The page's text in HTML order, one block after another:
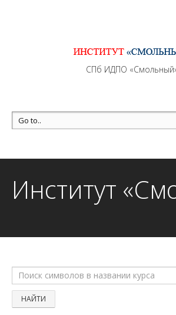
перерывов в рабочие дни с 9:00 до
MAX +7 (981) 190-30-30
mail@institutsmolnyj.ru
СПб ИДПО
Институт